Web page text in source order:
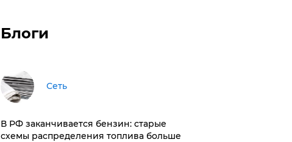
Блоги
Сеть
​В РФ заканчивается бензин: старые
схемы распределения топлива больше